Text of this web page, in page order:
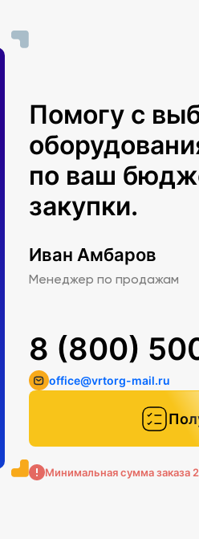
Помогу с
по ваш
закупки.
Иван Амбаров
Менеджер по продажам
8 (800)
office@vrtorg-mail.ru
Минимальная сумма заказа